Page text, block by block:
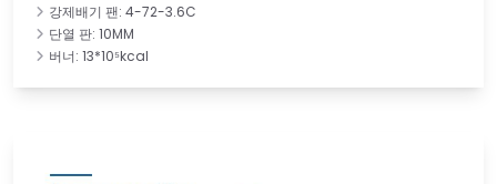
강제배기 팬: 4-72-3.6C
단열 판: 10MM
버너: 13*10⁵kcal